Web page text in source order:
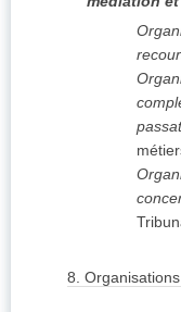
8. Organisations